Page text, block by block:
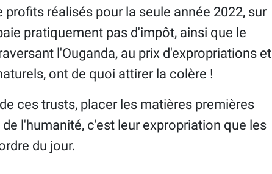
réalisés pour la seule année 2022, sur
pratiquement pas d'impôt, ainsi que le
l'Ouganda, au prix d'expropriations et
ont de quoi attirer la colère !
ces trusts, placer les matières premières
l'humanité, c'est leur expropriation que les
du jour.